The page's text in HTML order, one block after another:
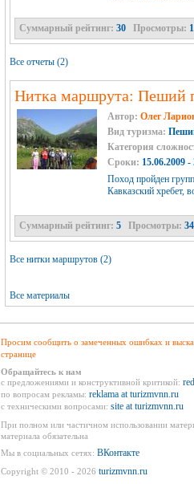
Суммарный рейтинг: 30 Просмотры:
Все отчеты (2)
Нитка маршрута: Пеший
Автор: Олег
Вид туризма:
Категория
Сроки: 15.06.2009 -
Поход пройден
Кавказский хребет,
Суммарный рейтинг: 5 Просмотры:
Все нитки маршрутов (2)
Все материалы
Просим сообщить о замеченных ошибках и
странице
Обращайтесь к нам
с предложениями и конструктивной критикой:
по вопросам рекламы: reklama at turizmvnn.ru
с техническими вопросами: site at turizmvnn.ru
При полном или частичном использовании
материала обязательна
Мы в социальных сетях: ВКонтакте
Copyright © 2010 - 2026 turizmvnn.ru